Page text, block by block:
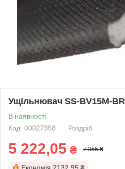
Ущільнювач SS-BV15M-BR
В наявності
Код: 00027358
Роздріб
5 222,05 ₴ 7 355 ₴
Економія 2132.95 ₴